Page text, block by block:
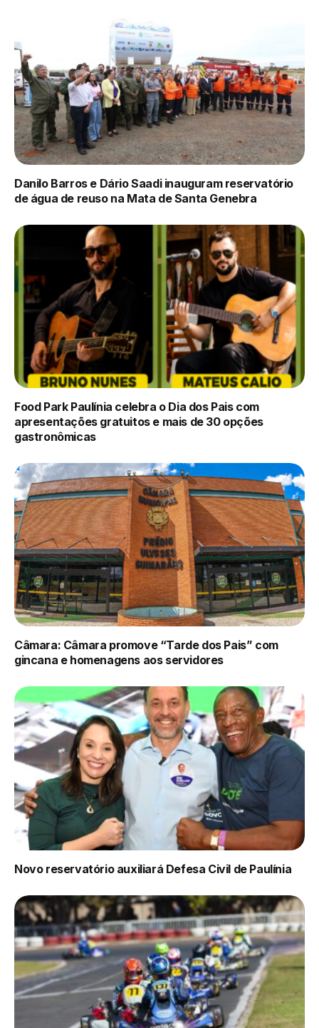
Danilo Barros e Dário Saadi inauguram reservatório
de água de reuso na Mata de Santa Genebra
Food Park Paulínia celebra o Dia dos Pais com
apresentações gratuitos e mais de 30 opções
gastronômicas
Câmara: Câmara promove “Tarde dos Pais” com
gincana e homenagens aos servidores
Novo reservatório auxiliará Defesa Civil de Paulínia